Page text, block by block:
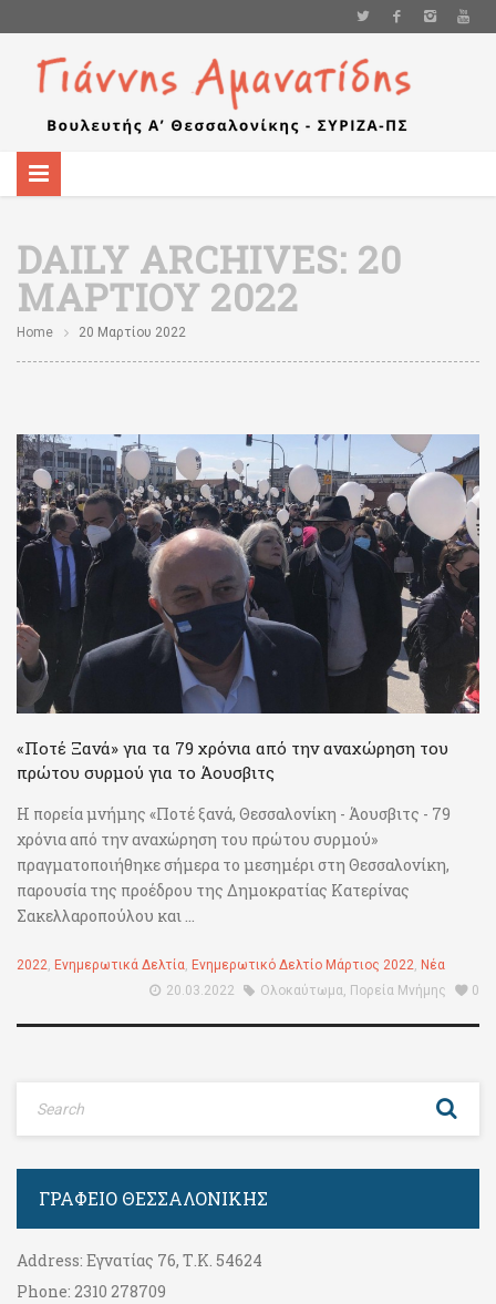
DAILY ARCHIVES: 20
ΜΑΡΤΊΟΥ 2022
Home 20 Μαρτίου 2022
«Ποτέ Ξανά» για τα 79 χρόνια από την αναχώρηση του
πρώτου συρμού για το Άουσβιτς
Η πορεία μνήμης «Ποτέ ξανά, Θεσσαλονίκη - Άουσβιτς - 79
χρόνια από την αναχώρηση του πρώτου συρμού»
πραγματοποιήθηκε σήμερα το μεσημέρι στη Θεσσαλονίκη,
παρουσία της προέδρου της Δημοκρατίας Κατερίνας
Σακελλαροπούλου και ...
2022, Ενημερωτικά Δελτία, Ενημερωτικό Δελτίο Μάρτιος 2022, Νέα
20.03.2022
Ολοκαύτωμα, Πορεία Μνήμης 0
ΓΡΑΦΕΊΟ ΘΕΣΣΑΛΟΝΊΚΗΣ
Address: Εγνατίας 76, Τ.Κ. 54624
Phone: 2310 278709